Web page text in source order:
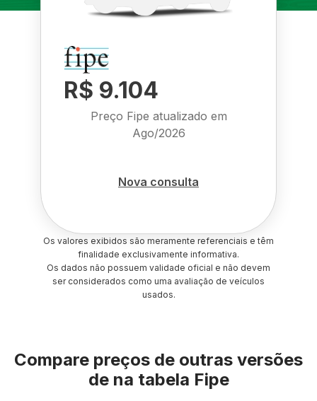
R$ 9.104
Preço Fipe atualizado em
Ago/2026
Nova consulta
Os valores exibidos são meramente referenciais e têm
finalidade exclusivamente informativa.
Os dados não possuem validade oficial e não devem
ser considerados como uma avaliação de veículos
usados.
Compare preços de outras versões
de na tabela Fipe